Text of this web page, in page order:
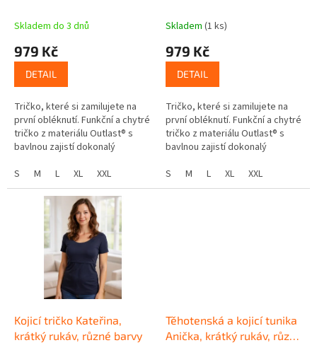
Skladem do 3 dnů
979 Kč
DETAIL
Tričko, které si zamilujete na
první obléknutí. Funkční a chytré
tričko z materiálu Outlast® s
bavlnou zajistí dokonalý
když je horko, hřeje,...
S M L XL XXL
Skladem (1 ks)
979 Kč
DETAIL
Tričko, které si zamilujete na
první obléknutí. Funkční a chytré
tričko z materiálu Outlast® s
bavlnou zajistí dokonalý
když je horko, hřeje,...
S M L XL XXL
Kojicí tričko Kateřina,
krátký rukáv, různé barvy
Těhotenská a kojicí tunika
Anička, krátký rukáv, různé